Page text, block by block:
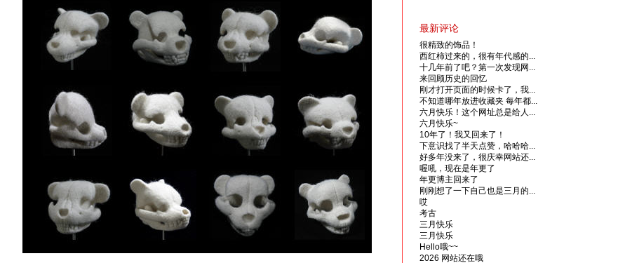
最新评论
很精致的饰品！
西红柿过来的，很有年代感的...
十几年前了吧？第一次发现网...
来回顾历史的回忆
刚才打开页面的时候卡了，我...
不知道哪年放进收藏夹 每年都...
六月快乐！这个网址总是给人...
六月快乐~
10年了！我又回来了！
下意识找了半天点赞，哈哈哈...
好多年没来了，很庆幸网站还...
喔吼，现在是年更了
年更博主回来了
刚刚想了一下自己也是三月的...
哎
考古
三月快乐
三月快乐
Hello哦~~
2026 网站还在哦